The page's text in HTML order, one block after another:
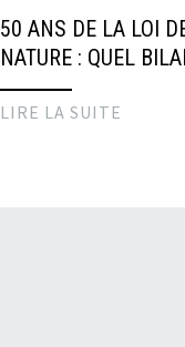
50 ANS DE LA LOI
NATURE : QUEL
LIRE LA SUITE